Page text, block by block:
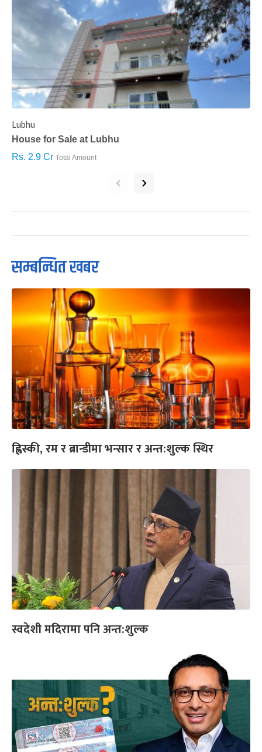
Lubhu
House for Sale at Lubhu
Rs. 2.9 Cr Total Amount
‹ ›
सम्बन्धित खबर
ह्विस्की, रम र ब्रान्डीमा भन्सार र अन्त:शुल्क स्थिर
स्वदेशी मदिरामा पनि अन्त:शुल्क